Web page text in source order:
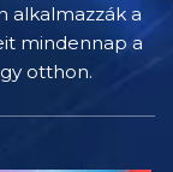
alkalmazzák a
mindennap a
otthon.